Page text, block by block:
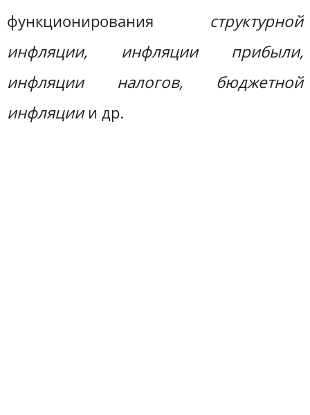
функционирования структурной
инфляции, инфляции прибыли,
инфляции налогов, бюджетной
инфляциии др.